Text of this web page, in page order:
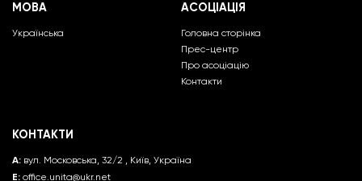
МОВА
Українська
АСОЦІАЦІЯ
Головна сторінка
Прес-центр
Про асоціацію
Контакти
КОНТАКТИ
A: вул. Московська, 32/2 , Київ, Україна
E: office.unita@ukr.net